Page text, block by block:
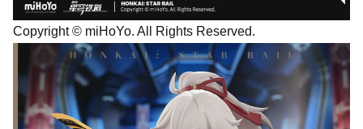
Copyright © miHoYo. All Rights Reserved.